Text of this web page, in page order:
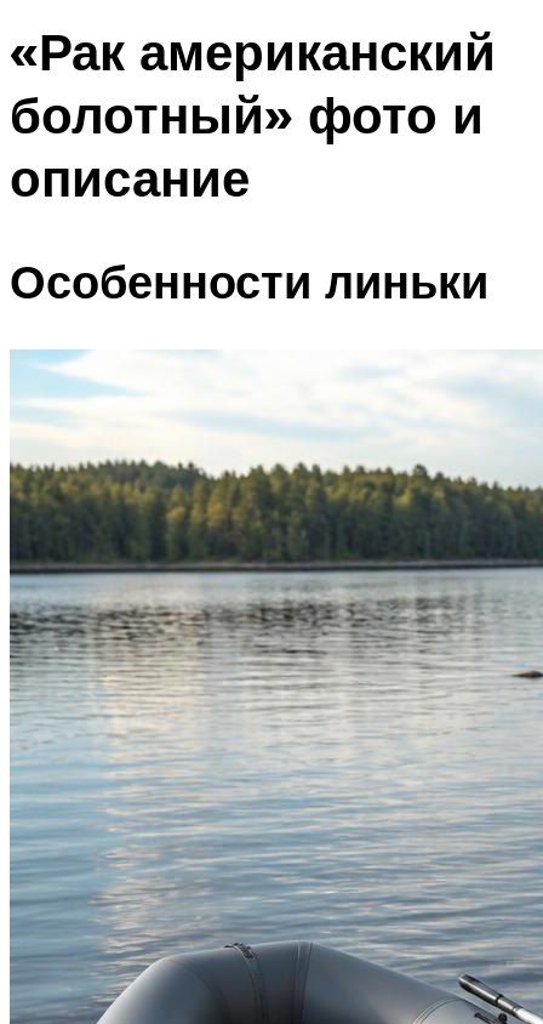
«Рак американский
болотный» фото и
описание
Особенности линьки